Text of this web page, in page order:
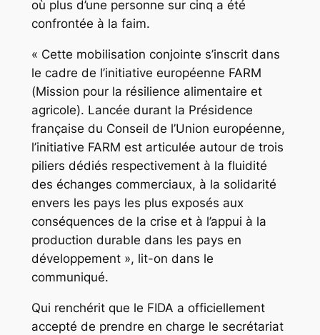
où plus d’une personne sur cinq a été
confrontée à la faim.
« Cette mobilisation conjointe s’inscrit dans
le cadre de l’initiative européenne FARM
(Mission pour la résilience alimentaire et
agricole). Lancée durant la Présidence
française du Conseil de l’Union européenne,
l’initiative FARM est articulée autour de trois
piliers dédiés respectivement à la fluidité
des échanges commerciaux, à la solidarité
envers les pays les plus exposés aux
conséquences de la crise et à l’appui à la
production durable dans les pays en
développement », lit-on dans le
communiqué.
Qui renchérit que le FIDA a officiellement
accepté de prendre en charge le secrétariat